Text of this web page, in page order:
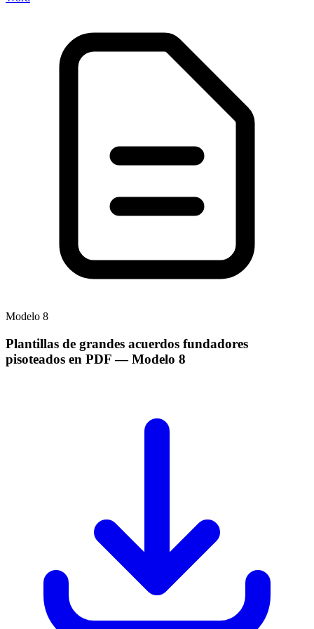
Modelo 8
Plantillas de grandes acuerdos fundadores
pisoteados en PDF— Modelo 8